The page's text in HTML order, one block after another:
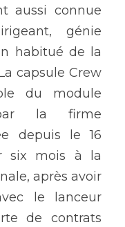
aussi connue
génie
habitué de la
capsule Crew
du module
la firme
depuis le 16
six mois à la
après avoir
le lanceur
de contrats